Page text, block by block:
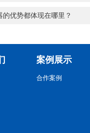
优势都体现在哪里？
案例展示
合作案例